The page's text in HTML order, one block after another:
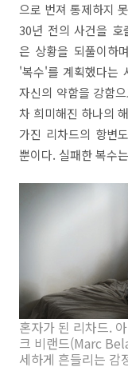
으로 번져 통제하지
30년 전의 사건을 호
은 상황을 되풀이하
'복수'를 계획했다는
자신의 약함을 강함
차 희미해진 하나의
가진 리차드의 항변
뿐이다. 실패한 복수
혼자가 된 리차드.
크 비랜드(Marc
세하게 흔들리는 감